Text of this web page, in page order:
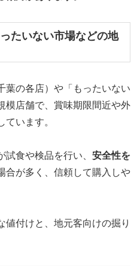
たいない市場などの地
葉の各店）や「もったいない
模店舗で、賞味期限間近や外
います。
食や検品を行い、 安全性を
合が多く、信頼して購入しや
値付けと、地元客向けの掘り